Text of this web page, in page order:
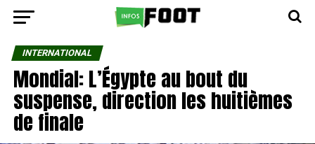
INTERNATIONAL
Mondial: L’Égypte au bout du
suspense, direction les huitièmes
de finale